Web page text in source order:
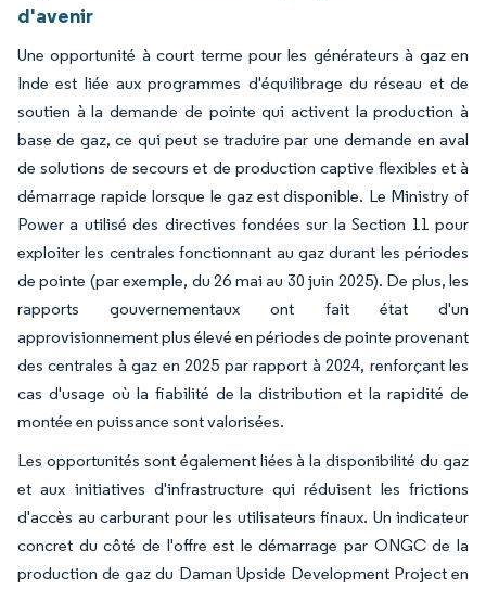
d'avenir
Une opportunité à court terme pour les générateurs à gaz en
Inde est liée aux programmes d'équilibrage du réseau et de
soutien à la demande de pointe qui activent la production à
base de gaz, ce qui peut se traduire par une demande en aval
de solutions de secours et de production captive flexibles et à
démarrage rapide lorsque le gaz est disponible. Le Ministry of
Power a utilisé des directives fondées sur la Section 11 pour
exploiter les centrales fonctionnant au gaz durant les périodes
de pointe (par exemple, du 26 mai au 30 juin 2025). De plus, les
rapports gouvernementaux ont fait état d'un
approvisionnement plus élevé en périodes de pointe provenant
des centrales à gaz en 2025 par rapport à 2024, renforçant les
cas d'usage où la fiabilité de la distribution et la rapidité de
montée en puissance sont valorisées.
Les opportunités sont également liées à la disponibilité du gaz
et aux initiatives d'infrastructure qui réduisent les frictions
d'accès au carburant pour les utilisateurs finaux. Un indicateur
concret du côté de l'offre est le démarrage par ONGC de la
production de gaz du Daman Upside Development Project en